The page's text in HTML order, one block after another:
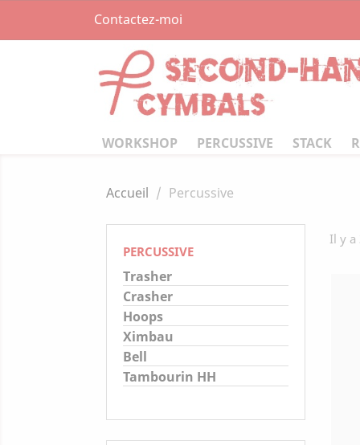
Contactez-moi
WORKSHOP PERCUSSIVE STACK
Accueil Percussive
PERCUSSIVE
Trasher
Crasher
Hoops
Ximbau
Bell
Tambourin HH
Il y a